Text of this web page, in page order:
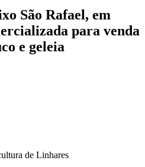
São Rafael, em
para venda
e geleia
de Linhares